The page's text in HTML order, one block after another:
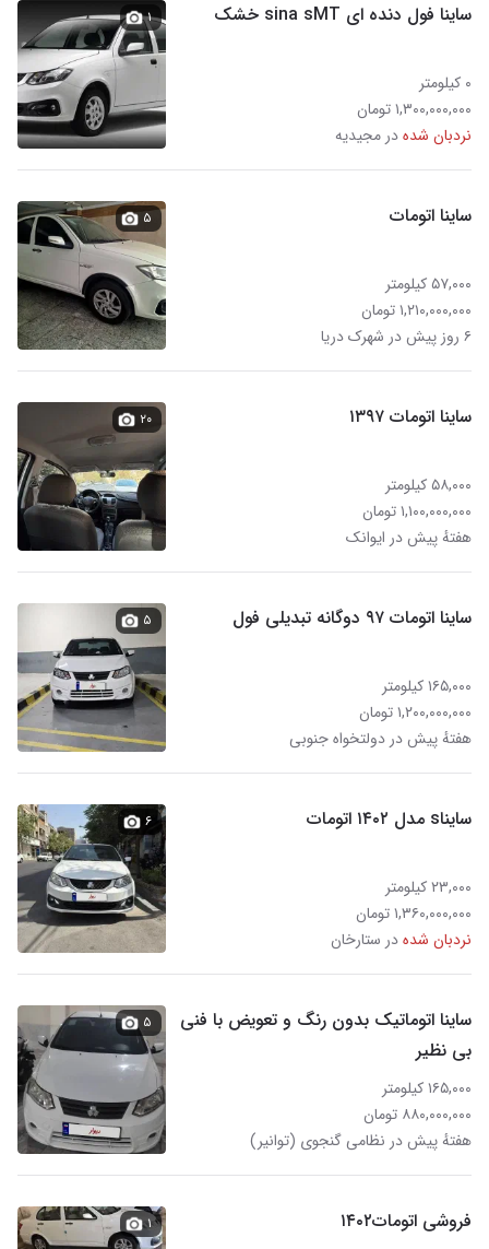
ساینا فول دنده ای sina sMT خشک
۰ کیلومتر
۱,۳۰۰,۰۰۰,۰۰۰ تومان
نردبان شدهدر مجیدیه
۱
ساینا اتومات
۵۷,۰۰۰ کیلومتر
۱,۲۱۰,۰۰۰,۰۰۰ تومان
۶ روز پیش در شهرک دریا
۵
ساینا اتومات ۱۳۹۷
۵۸,۰۰۰ کیلومتر
۱,۱۰۰,۰۰۰,۰۰۰ تومان
هفتهٔ پیش در ایوانک
۲۰
ساینا اتومات ۹۷ دوگانه تبدیلی فول
۱۶۵,۰۰۰ کیلومتر
۱,۲۰۰,۰۰۰,۰۰۰ تومان
هفتهٔ پیش در دولتخواه جنوبی
۵
سایناs مدل ۱۴۰۲ اتومات
۲۳,۰۰۰ کیلومتر
۱,۳۶۰,۰۰۰,۰۰۰ تومان
نردبان شدهدر ستارخان
۶
ساینا اتوماتیک بدون رنگ و تعویض با فنی
بی نظیر
۱۶۵,۰۰۰ کیلومتر
۸۸۰,۰۰۰,۰۰۰ تومان
هفتهٔ پیش در نظامی گنجوی (توانیر)
۵
فروشی اتومات۱۴۰۲ ۱